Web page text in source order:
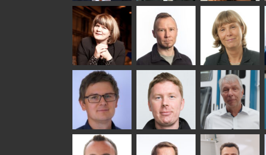
Uwe Risle
INSULATING GLASS
TECHNOLOGY -
GLASTON
Mauri
Saksala
Mar Garrido
Anna
Holmqvist
GLASTON
Jukka
Immonen
HEAT TREATMENT
SOLUTIONS -
GLASTON
AgnetaS
COMMUNICATIONS
- GLASTON
Gennadi
Schadrin
Rantala
Ralf Wolter